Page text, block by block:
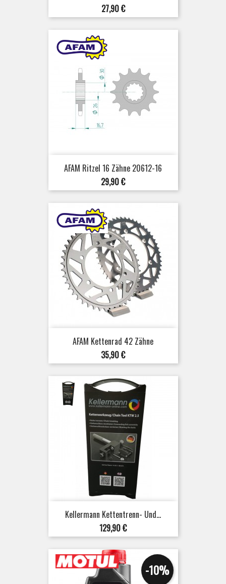
Preis
27,90 €
AFAM Ritzel 16 Zähne 20612-16
Preis
29,90 €
AFAM Kettenrad 42 Zähne
Preis
35,90 €
Kellermann Kettentrenn- Und...
Preis
129,90 €
-10%